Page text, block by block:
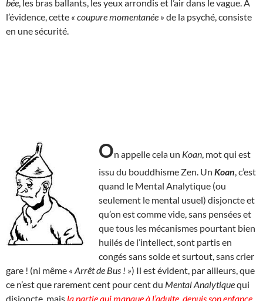
bée , les bras ballants, les yeux arrondis et l’air dans le vague. A
l’évidence, cette « coupure momentanée » de la psyché, consiste
en une sécurité.
On appelle cela un Koan , mot qui est
issu du bouddhisme Zen. Un Koan , c’est
quand le Mental Analytique (ou
seulement le mental usuel) disjoncte et
qu’on est comme vide, sans pensées et
que tous les mécanismes pourtant bien
huilés de l’intellect, sont partis en
congés sans solde et surtout, sans crier
gare ! (ni même « Arrêt de Bus ! ») Il est évident, par ailleurs, que
ce n’est que rarement cent pour cent du Mental Analytiquequi
disjoncte, mais la partie qui manque à l’adulte, depuis son enfance,